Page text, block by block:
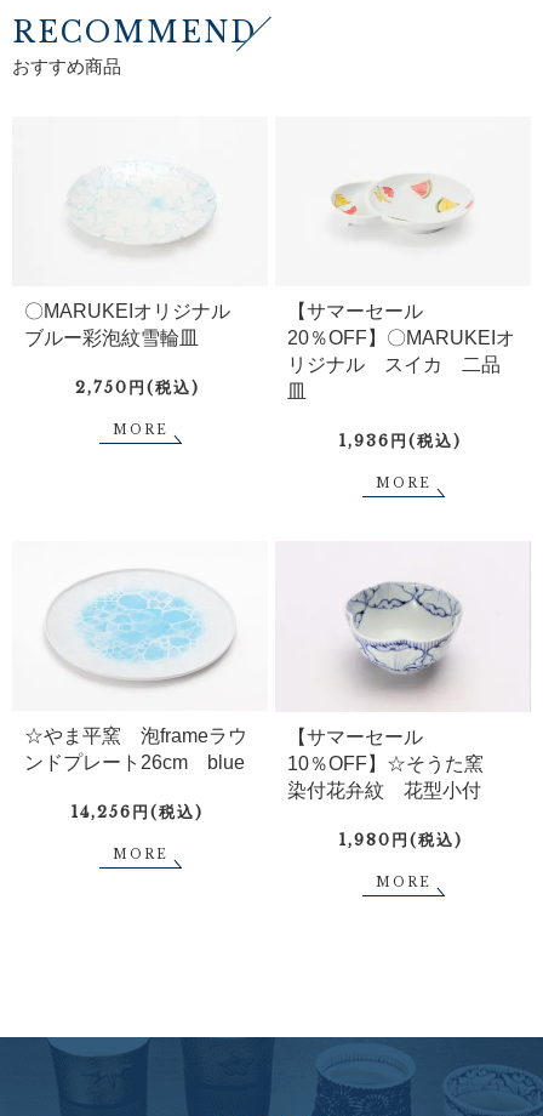
RECOMMEND
おすすめ商品
〇MARUKEIオリジナル
ブルー彩泡紋雪輪皿
2,750円(税込)
MORE
【サマーセール
20％OFF】〇MARUKEIオ
リジナル スイカ 二品
皿
1,936円(税込)
MORE
☆やま平窯 泡frameラウ
ンドプレート26cm blue
14,256円(税込)
MORE
【サマーセール
10％OFF】☆そうた窯
染付花弁紋 花型小付
1,980円(税込)
MORE